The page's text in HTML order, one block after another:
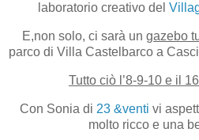
laboratorio creativo del
E,non solo, ci sarà un gazebo
parco di Villa Castelbarco a
Tutto ciò l’8-9-10 e il
Con Sonia di 23 &venti vi
molto ricco e una